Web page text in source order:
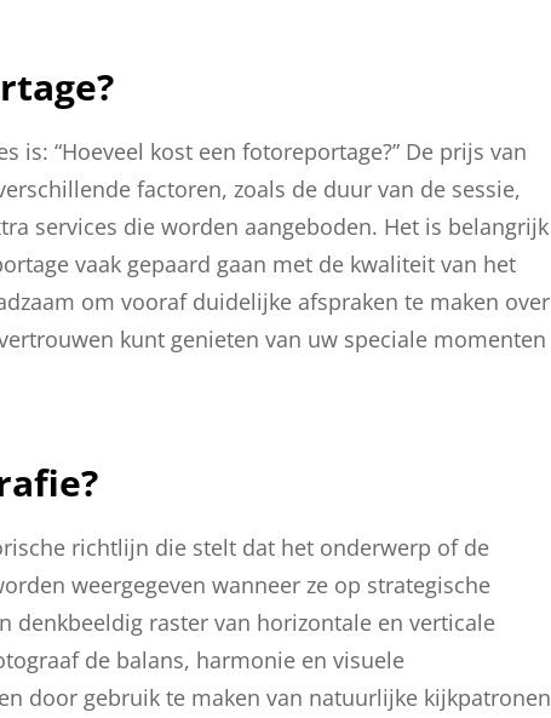
is: “Hoeveel kost een fotoreportage?” De prijs van
factoren, zoals de duur van de sessie,
services die worden aangeboden. Het is belangrijk
vaak gepaard gaan met de kwaliteit van het
om vooraf duidelijke afspraken te maken over
kunt genieten van uw speciale momenten
richtlijn die stelt dat het onderwerp of de
weergegeven wanneer ze op strategische
denkbeeldig raster van horizontale en verticale
de balans, harmonie en visuele
door gebruik te maken van natuurlijke kijkpatronen